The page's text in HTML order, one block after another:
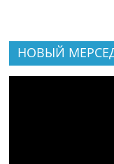
НОВЫЙ